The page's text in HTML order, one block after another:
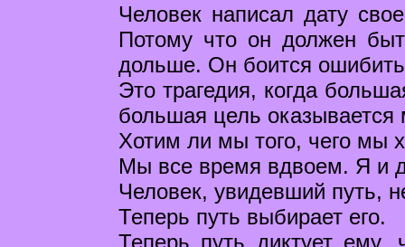
Человек написал дату
Потому что он должен
дольше. Он боится
Это трагедия, когда
большая цель
Хотим ли мы того, чего мы
Мы все время вдвоем. Я и
Человек, увидевший путь,
Теперь путь выбирает его.
Теперь путь диктует ему,